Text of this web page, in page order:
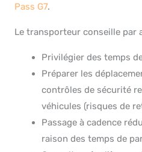
Pass G7.
Le transporteur conseille par
Privilégier des temps
Préparer les
contrôles de sécurité
véhicules (risques de
Passage à cadence
raison des temps de